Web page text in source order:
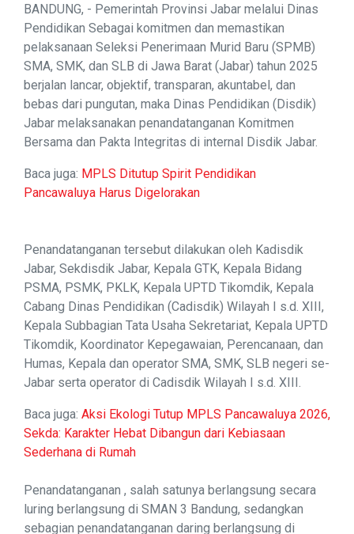
BANDUNG, - Pemerintah Provinsi Jabar melalui Dinas
Pendidikan Sebagai komitmen dan memastikan
pelaksanaan Seleksi Penerimaan Murid Baru (SPMB)
SMA, SMK, dan SLB di Jawa Barat (Jabar) tahun 2025
berjalan lancar, objektif, transparan, akuntabel, dan
bebas dari pungutan, maka Dinas Pendidikan (Disdik)
Jabar melaksanakan penandatanganan Komitmen
Bersama dan Pakta Integritas di internal Disdik Jabar.
Baca juga: MPLS Ditutup Spirit Pendidikan
Pancawaluya Harus Digelorakan
Penandatanganan tersebut dilakukan oleh Kadisdik
Jabar, Sekdisdik Jabar, Kepala GTK, Kepala Bidang
PSMA, PSMK, PKLK, Kepala UPTD Tikomdik, Kepala
Cabang Dinas Pendidikan (Cadisdik) Wilayah I s.d. XIII,
Kepala Subbagian Tata Usaha Sekretariat, Kepala UPTD
Tikomdik, Koordinator Kepegawaian, Perencanaan, dan
Humas, Kepala dan operator SMA, SMK, SLB negeri se-
Jabar serta operator di Cadisdik Wilayah I s.d. XIII.
Baca juga: Aksi Ekologi Tutup MPLS Pancawaluya 2026,
Sekda: Karakter Hebat Dibangun dari Kebiasaan
Sederhana di Rumah
Penandatanganan , salah satunya berlangsung secara
luring berlangsung di SMAN 3 Bandung, sedangkan
sebagian penandatanganan daring berlangsung di